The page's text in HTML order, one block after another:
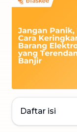
Daftar isi